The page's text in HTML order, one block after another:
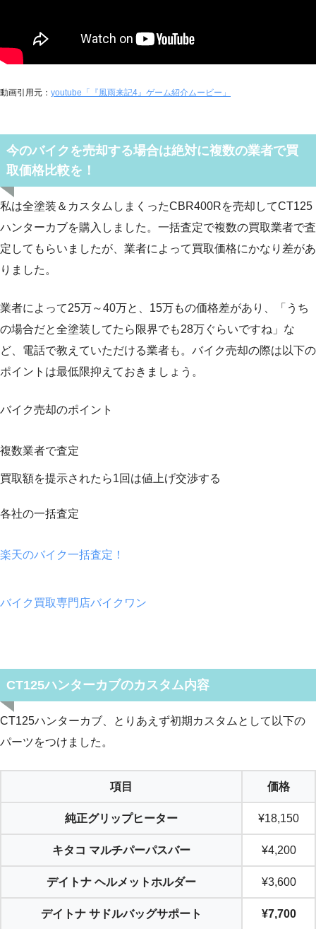
動画引用元： youtube「『風雨来記4』ゲーム紹介ムービー」
今のバイクを売却する場合は絶対に複数の業者で買
取価格比較を！
私は全塗装＆カスタムしまくったCBR400Rを売却してCT125
ハンターカブを購入しました。一括査定で複数の買取業者で査
定してもらいましたが、業者によって買取価格にかなり差があ
りました。
業者によって25万～40万と、15万もの価格差があり、「うち
の場合だと全塗装してたら限界でも28万ぐらいですね」な
ど、電話で教えていただける業者も。バイク売却の際は以下の
ポイントは最低限抑えておきましょう。
バイク売却のポイント
複数業者で査定
買取額を提示されたら1回は値上げ交渉する
各社の一括査定
楽天のバイク一括査定！
バイク買取専門店バイクワン
CT125ハンターカブのカスタム内容
CT125ハンターカブ、とりあえず初期カスタムとして以下の
パーツをつけました。
項目 価格
純正グリップヒーター ¥18,150
キタコ マルチパーパスバー ¥4,200
デイトナ ヘルメットホルダー ¥3,600
デイトナ サドルバッグサポート ¥7,700